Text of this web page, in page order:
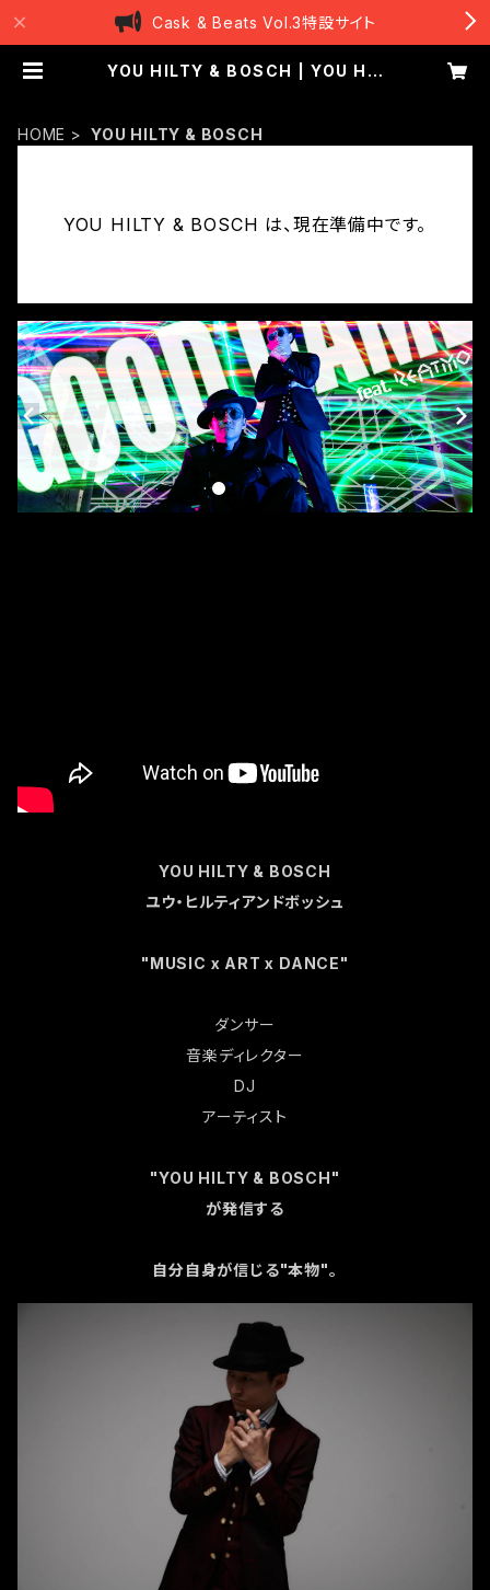
Cask & Beats Vol.3特設サイト
YOU HILTY & BOSCH | YOU HIL
HOME YOU HILTY & BOSCH
YOU HILTY & BOSCH は、現在準備中です。
YOU HILTY & BOSCH
ユウ・ヒルティアンドボッシュ
"MUSIC x ART x DANCE"
ダンサー
音楽ディレクター
DJ
アーティスト
"YOU HILTY & BOSCH"
が発信する
自分自身が信じる"本物"。